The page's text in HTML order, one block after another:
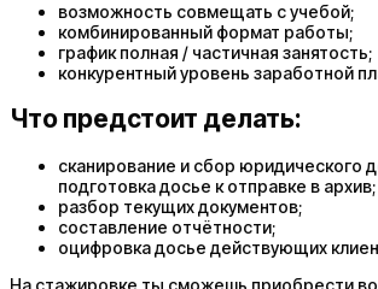
возможность совмещать с учебой;
комбинированный формат работы;
график полная / частичная занятость;
конкурентный уровень заработной
Что предстоит делать:
сканирование и сбор юридического
подготовка досье к отправке в архив;
разбор текущих документов;
составление отчётности;
оцифровка досье действующих
На стажировке ты сможешь приобрести